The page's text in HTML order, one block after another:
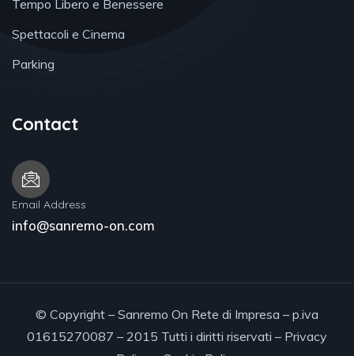
Tempo Libero e Benessere
Spettacoli e Cinema
Parking
Contact
Email Address
info@sanremo-on.com
© Copyright – Sanremo On Rete di Impresa – p.iva
01615270087 – 2015 Tutti i diritti riservati – Privacy